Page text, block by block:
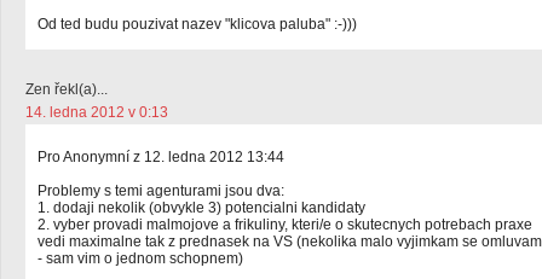
Od ted budu pouzivat nazev "klicova paluba" :-)))
Zen řekl(a)...
14. ledna 2012 v 0:13
Pro Anonymní z 12. ledna 2012 13:44
Problemy s temi agenturami jsou dva:
1. dodaji nekolik (obvykle 3) potencialni kandidaty
2. vyber provadi malmojove a frikuliny, kteri/e o skutecnych potrebach praxe
vedi maximalne tak z prednasek na VS (nekolika malo vyjimkam se omluvam
- sam vim o jednom schopnem)